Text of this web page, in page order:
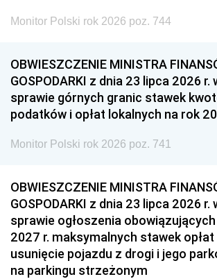
Monitor Polski rok 2026 poz. 744
OBWIESZCZENIE MINISTRA
GOSPODARKI z dnia 23 lipca 2026 r.
sprawie górnych granic stawek
podatków i opłat lokalnych na rok
Monitor Polski rok 2026 poz. 741
OBWIESZCZENIE MINISTRA
GOSPODARKI z dnia 23 lipca 2026 r.
sprawie ogłoszenia
2027 r. maksymalnych stawek
usunięcie pojazdu z drogi i jego
na parkingu strzeżonym